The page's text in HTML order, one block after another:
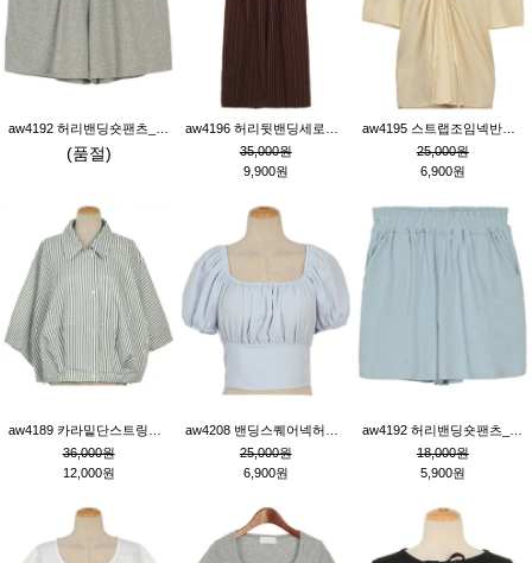
(품절)
35,000원
9,900원
25,000원
6,900원
36,000원
12,000원
25,000원
6,900원
18,000원
5,900원